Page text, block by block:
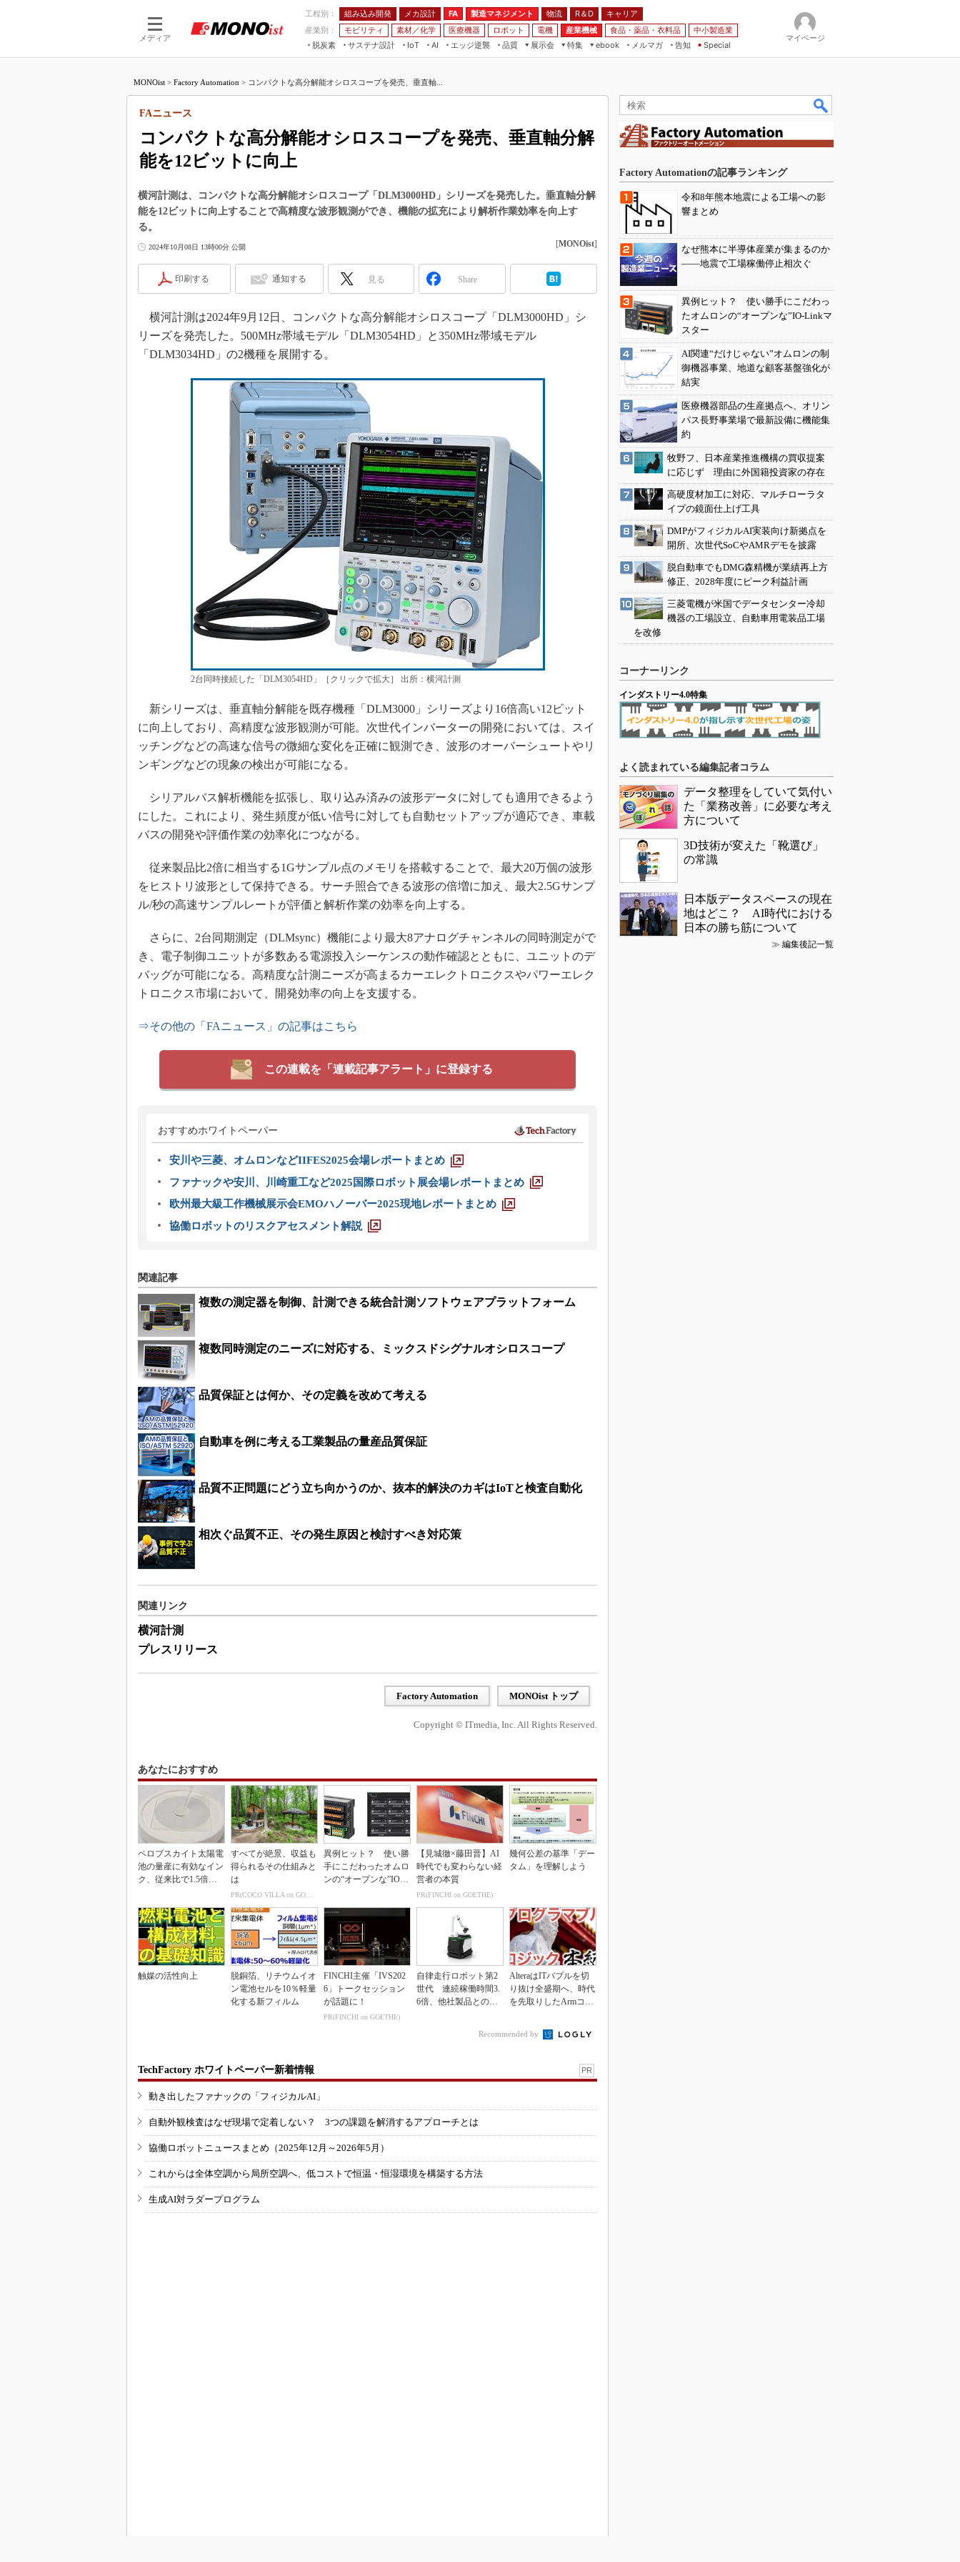
メディア
工程別： 組み込み開発 メカ設計 FA 製造マネジメント 物流 R＆D
キャリア
産業別：
モビリティ 素材／化学 医療機器 ロボット 電機 産業機械 食品・薬品・衣料品
中小製造業
脱炭素
サステナ設計
IoT
つながる工場
AI
AI×設備保全
エッジ逆襲 品質
展示会
JIMTOF
IIFES
TECHNO-FRONTIER
EdgeTech+
日本ものづくりワールド
AUTOMOTIVE WORLD
産業オープンネット展
特集
つながるクルマ
VR／AR
フィールドサービス
組み込み画像技術
組み込みモデリング
ISO26262
3Dプリンタ
製造業ビッグデータ
メイドインジャパン
植物工場
知財マネジメント
海外生産
グローバル設計・開発
制御セキュリティ
新型コロナへの対応
ebook
FA
モビリティ
メルマガ
告知 Special
マイページ
MONOist > Factory Automation > コンパクトな高分解能オシロスコープを発売、垂直軸...
コンパクトな高分解能オシロスコープを発売、垂直軸分解
能を12ビットに向上
FAニュース
横河計測は、コンパクトな高分解能オシロスコープ「DLM3000HD」シリーズを発売した。垂直軸分解
能を12ビットに向上することで高精度な波形観測ができ、機能の拡充により解析作業効率を向上す
る。
2024年10月08日 13時00分 公開 [MONOist]
印刷する 通知する 見る Share
横河計測は2024年9月12日、コンパクトな高分解能オシロスコープ「DLM3000HD」シ
リーズを発売した。500MHz帯域モデル「DLM3054HD」と350MHz帯域モデル
「DLM3034HD」の2機種を展開する。
2台同時接続した「DLM3054HD」［クリックで拡大］ 出所：横河計測
新シリーズは、垂直軸分解能を既存機種「DLM3000」シリーズより16倍高い12ビット
に向上しており、高精度な波形観測が可能。次世代インバーターの開発においては、スイ
ッチングなどの高速な信号の微細な変化を正確に観測でき、波形のオーバーシュートやリ
ンギングなどの現象の検出が可能になる。
シリアルバス解析機能を拡張し、取り込み済みの波形データに対しても適用できるよう
にした。これにより、発生頻度が低い信号に対しても自動セットアップが適応でき、車載
バスの開発や評価作業の効率化につながる。
従来製品比2倍に相当する1Gサンプル点のメモリを搭載することで、最大20万個の波形
をヒストリ波形として保持できる。サーチ照合できる波形の倍増に加え、最大2.5Gサンプ
ル/秒の高速サンプルレートが評価と解析作業の効率を向上する。
さらに、2台同期測定（DLMsync）機能により最大8アナログチャンネルの同時測定がで
き、電子制御ユニットが多数ある電源投入シーケンスの動作確認とともに、ユニットのデ
バッグが可能になる。高精度な計測ニーズが高まるカーエレクトロニクスやパワーエレク
トロニクス市場において、開発効率の向上を支援する。
⇒その他の「FAニュース」の記事はこちら
この連載を「連載記事アラート」に登録する
おすすめホワイトペーパー
安川や三菱、オムロンなどIIFES2025会場レポートまとめ
ファナックや安川、川崎重工など2025国際ロボット展会場レポートまとめ
欧州最大級工作機械展示会EMOハノーバー2025現地レポートまとめ
協働ロボットのリスクアセスメント解説
関連記事
複数の測定器を制御、計測できる統合計測ソフトウェアプラットフォーム
複数同時測定のニーズに対応する、ミックスドシグナルオシロスコープ
品質保証とは何か、その定義を改めて考える
自動車を例に考える工業製品の量産品質保証
品質不正問題にどう立ち向かうのか、抜本的解決のカギはIoTと検査自動化
相次ぐ品質不正、その発生原因と検討すべき対応策
関連リンク
横河計測
プレスリリース
Factory Automation MONOist トップ
Copyright © ITmedia, Inc. All Rights Reserved.
あなたにおすすめ
ペロブスカイト太陽電
池の量産に有効なイン
ク、従来比で1.5倍の
すべてが絶景、収益も
得られるその仕組みと
は
PR(COCO VILLA on GOETHE)
異例ヒット？ 使い勝
手にこだわったオムロ
ンの“オープンな”IO-L
【見城徹×藤田晋】AI
時代でも変わらない経
営者の本質
PR(FINCHI on GOETHE)
幾何公差の基準「デー
タム」を理解しよう
触媒の活性向上
脱銅箔、リチウムイオ
ン電池セルを10％軽量
化する新フィルム
FINCHI主催「IVS202
6」トークセッション
が話題に！
PR(FINCHI on GOETHE)
自律走行ロボット第2
世代 連続稼働時間3.
6倍、他社製品との連
AlteraはITバブルを切
り抜け全盛期へ、時代
を先取りしたArmコア
Recommended by
TechFactory ホワイトペーパー新着情報 PR
動き出したファナックの「フィジカルAI」
自動外観検査はなぜ現場で定着しない？ 3つの課題を解消するアプローチとは
協働ロボットニュースまとめ（2025年12月～2026年5月）
これからは全体空調から局所空調へ、低コストで恒温・恒湿環境を構築する方法
生成AI対ラダープログラム
Factory Automationの記事ランキング
令和8年熊本地震による工場への影
響まとめ
なぜ熊本に半導体産業が集まるのか
――地震で工場稼働停止相次ぐ
異例ヒット？ 使い勝手にこだわっ
たオムロンの“オープンな”IO-Linkマ
スター
AI関連“だけじゃない”オムロンの制
御機器事業、地道な顧客基盤強化が
結実
医療機器部品の生産拠点へ、オリン
パス長野事業場で最新設備に機能集
約
牧野フ、日本産業推進機構の買収提案
に応じず 理由に外国籍投資家の存在
高硬度材加工に対応、マルチローラタ
イプの鏡面仕上げ工具
DMPがフィジカルAI実装向け新拠点を
開所、次世代SoCやAMRデモを披露
脱自動車でもDMG森精機が業績再上方
修正、2028年度にピーク利益計画
三菱電機が米国でデータセンター冷却
機器の工場設立、自動車用電装品工場
を改修
コーナーリンク
インダストリー4.0特集
よく読まれている編集記者コラム
データ整理をしていて気付い
た「業務改善」に必要な考え
方について
3D技術が変えた「靴選び」
の常識
日本版データスペースの現在
地はどこ？ AI時代における
日本の勝ち筋について
≫ 編集後記一覧